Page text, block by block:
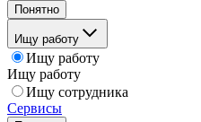
Понятно
Ищу работу
Ищу работу
Ищу работу
Ищу сотрудника
Сервисы